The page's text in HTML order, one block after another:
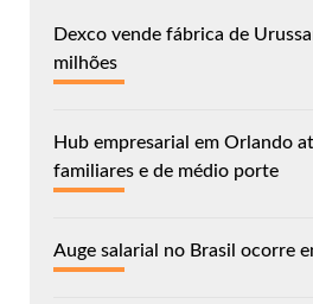
Dexco vende fábrica de
milhões
Hub empresarial em Orlando
familiares e de médio porte
Auge salarial no Brasil ocorre